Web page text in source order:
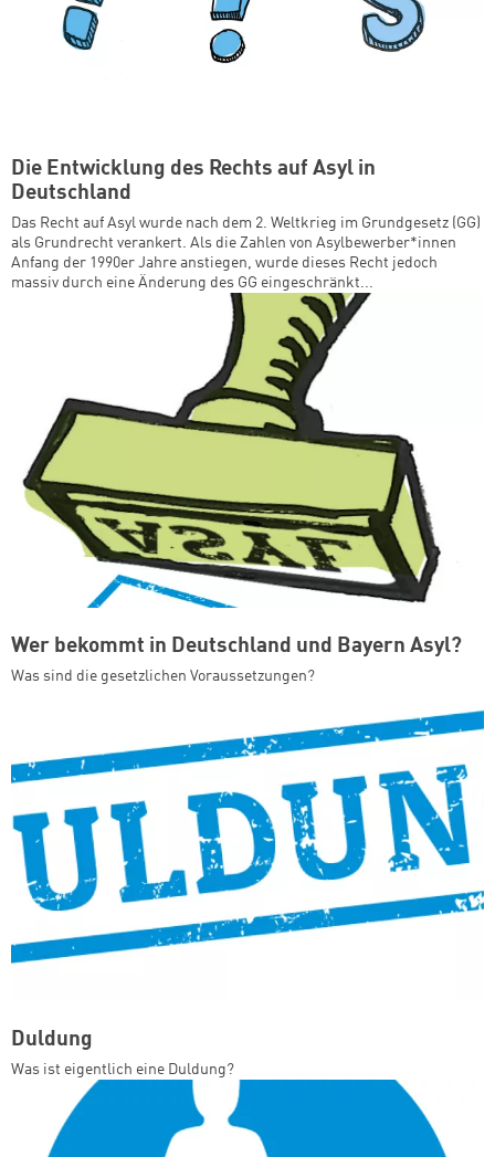
Die Entwicklung des Rechts auf Asyl in
Deutschland
Das Recht auf Asyl wurde nach dem 2. Weltkrieg im Grundgesetz (GG)
als Grundrecht verankert. Als die Zahlen von Asylbewerber*innen
Anfang der 1990er Jahre anstiegen, wurde dieses Recht jedoch
massiv durch eine Änderung des GG eingeschränkt...
Wer bekommt in Deutschland und Bayern Asyl?
Was sind die gesetzlichen Voraussetzungen?
Duldung
Was ist eigentlich eine Duldung?